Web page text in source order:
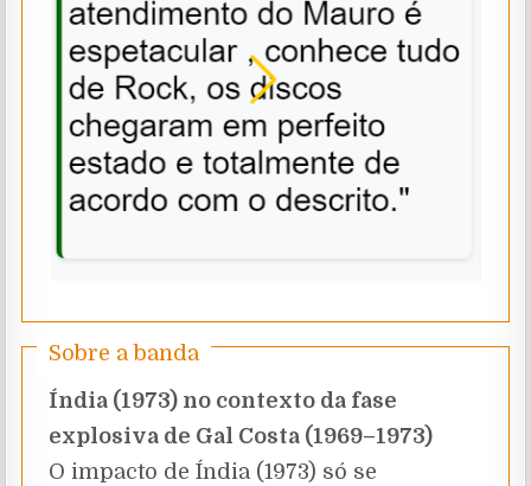
Sobre a banda
Índia (1973) no contexto da fase
explosiva de Gal Costa (1969–1973)
O impacto de Índia (1973) só se